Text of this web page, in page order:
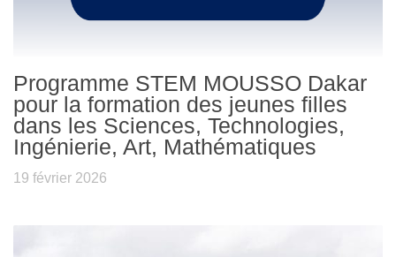
Programme STEM MOUSSO Dakar
pour la formation des jeunes filles
dans les Sciences, Technologies,
Ingénierie, Art, Mathématiques
19 février 2026